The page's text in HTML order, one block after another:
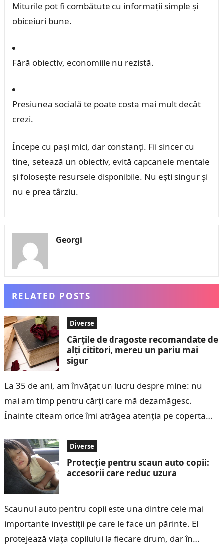
Miturile pot fi combătute cu informații simple și
obiceiuri bune.
Fără obiectiv, economiile nu rezistă.
Presiunea socială te poate costa mai mult decât
crezi.
Începe cu pași mici, dar constanți. Fii sincer cu
tine, setează un obiectiv, evită capcanele mentale
și folosește resursele disponibile. Nu ești singur și
nu e prea târziu.
Georgi
RELATED POSTS
Diverse
Cărțile de dragoste recomandate de
alți cititori, mereu un pariu mai
sigur
La 35 de ani, am învățat un lucru despre mine: nu
mai am timp pentru cărți care mă dezamăgesc.
Înainte citeam orice îmi atrăgea atenția pe coperta
Diverse
Protecție pentru scaun auto copii:
accesorii care reduc uzura
Scaunul auto pentru copii este una dintre cele mai
importante investiții pe care le face un părinte. El
protejează viața copilului la fiecare drum, dar în